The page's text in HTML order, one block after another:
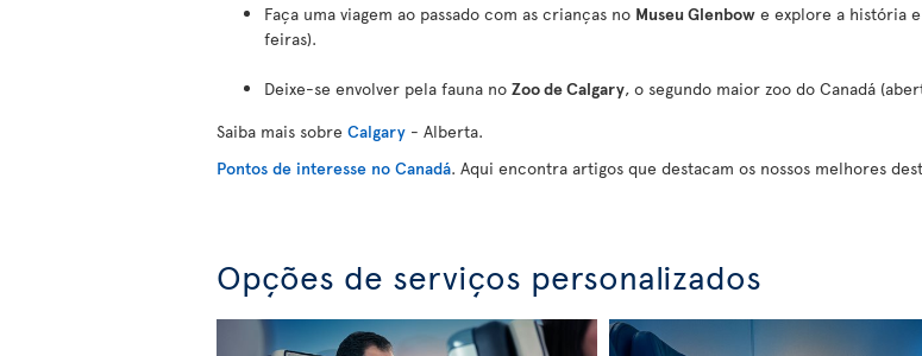
Faça uma viagem ao passado com as crianças no Museu Glenbow e explore a história
feiras).
Deixe-se envolver pela fauna no Zoo de Calgary, o segundo maior zoo do Canadá
Saiba mais sobre Calgary - Alberta.
Pontos de interesse no Canadá. Aqui encontra artigos que destacam os nossos melhores
Opções de serviços personalizados